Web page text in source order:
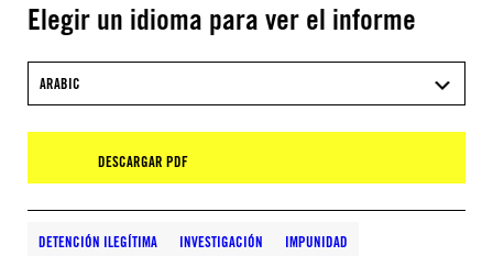
Elegir un idioma para ver el informe
ARABIC
DESCARGAR PDF
DETENCIÓN ILEGÍTIMA INVESTIGACIÓN IMPUNIDAD